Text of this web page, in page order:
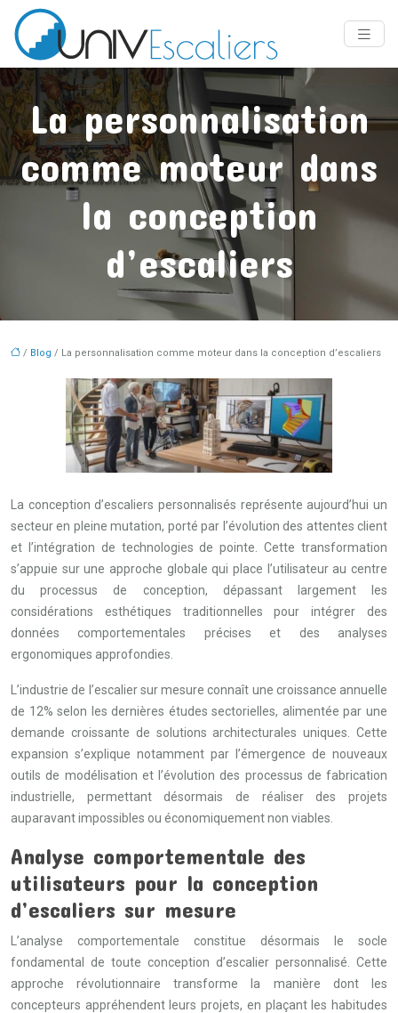
La personnalisation
comme moteur dans
la conception
d’escaliers
/ Blog / La personnalisation comme moteur dans la conception d’escaliers
La conception d’escaliers personnalisés représente aujourd’hui un
secteur en pleine mutation, porté par l’évolution des attentes client
et l’intégration de technologies de pointe. Cette transformation
s’appuie sur une approche globale qui place l’utilisateur au centre
du processus de conception, dépassant largement les
considérations esthétiques traditionnelles pour intégrer des
données comportementales précises et des analyses
ergonomiques approfondies.
L’industrie de l’escalier sur mesure connaît une croissance annuelle
de 12% selon les dernières études sectorielles, alimentée par une
demande croissante de solutions architecturales uniques. Cette
expansion s’explique notamment par l’émergence de nouveaux
outils de modélisation et l’évolution des processus de fabrication
industrielle, permettant désormais de réaliser des projets
auparavant impossibles ou économiquement non viables.
Analyse comportementale des
utilisateurs pour la conception
d’escaliers sur mesure
L’analyse comportementale constitue désormais le socle
fondamental de toute conception d’escalier personnalisé. Cette
approche révolutionnaire transforme la manière dont les
concepteurs appréhendent leurs projets, en plaçant les habitudes